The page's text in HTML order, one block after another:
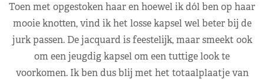
Toen met opgestoken haar en hoewel ik dól ben op haar
mooie knotten, vind ik het losse kapsel wel beter bij de
jurk passen. De jacquard is feestelijk, maar smeekt ook
om een jeugdig kapsel om een tuttige look te
voorkomen. Ik ben dus blij met het totaalplaatje van